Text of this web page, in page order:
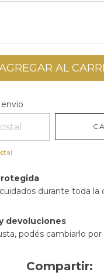
CP:
durante toda la
devoluciones
podés cambiarlo
Compartir: